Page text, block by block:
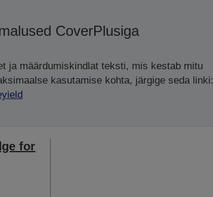
CoverPlusiga
ja määrdumiskindlat teksti, mis kestab mitu
kasutamise kohta, järgige seda linki:
for